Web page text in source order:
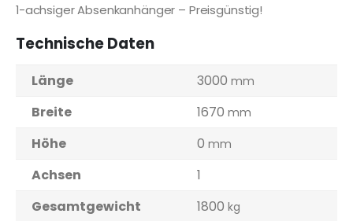
1-achsiger Absenkanhänger – Preisgünstig!
Technische Daten
Länge 3000 mm
Breite 1670 mm
Höhe 0 mm
Achsen
1
Gesamtgewicht
1800 kg